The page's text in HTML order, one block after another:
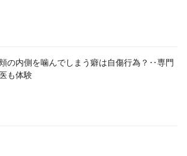
の内側を噛んでしまう癖は自傷行為？‥専門
医も体験